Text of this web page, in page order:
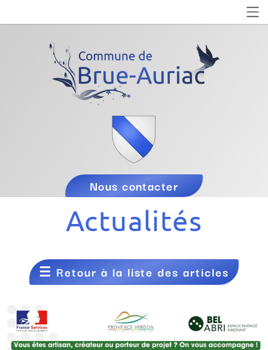
Nous contacter
Actualités
☰ Retour à la liste des articles